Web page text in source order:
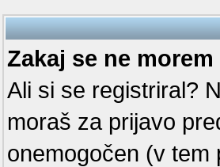
Zakaj se ne
Ali si se registriral?
moraš za prijavo
onemogočen (v tem